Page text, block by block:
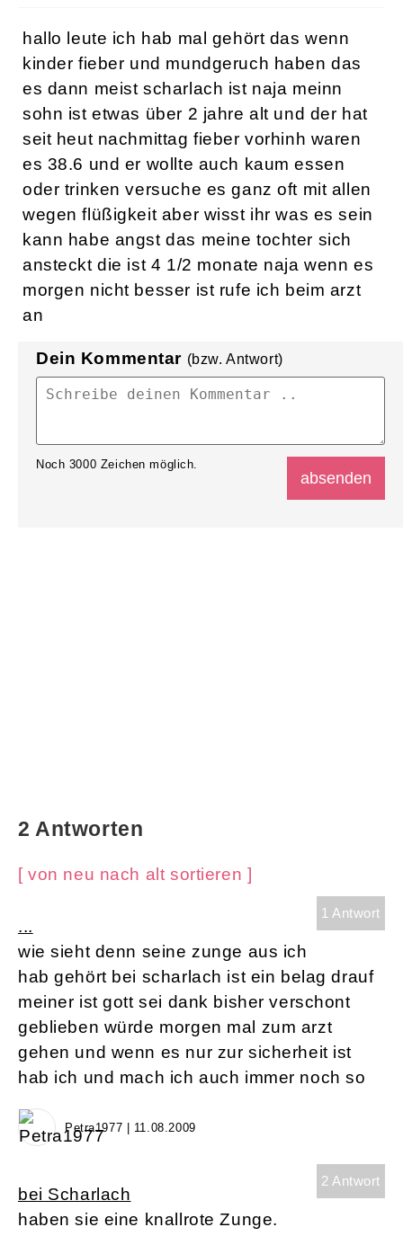
hallo leute ich hab mal gehört das wenn
kinder fieber und mundgeruch haben das
es dann meist scharlach ist naja meinn
sohn ist etwas über 2 jahre alt und der hat
seit heut nachmittag fieber vorhinh waren
es 38.6 und er wollte auch kaum essen
oder trinken versuche es ganz oft mit allen
wegen flüßigkeit aber wisst ihr was es sein
kann habe angst das meine tochter sich
ansteckt die ist 4 1/2 monate naja wenn es
morgen nicht besser ist rufe ich beim arzt
an
Dein Kommentar (bzw. Antwort)
Noch 3000 Zeichen möglich.
2 Antworten
[ von neu nach alt sortieren ]
1 Antwort
...
wie sieht denn seine zunge aus ich
hab gehört bei scharlach ist ein belag drauf
meiner ist gott sei dank bisher verschont
geblieben würde morgen mal zum arzt
gehen und wenn es nur zur sicherheit ist
hab ich und mach ich auch immer noch so
Petra1977 | 11.08.2009
2 Antwort
bei Scharlach
haben sie eine knallrote Zunge.